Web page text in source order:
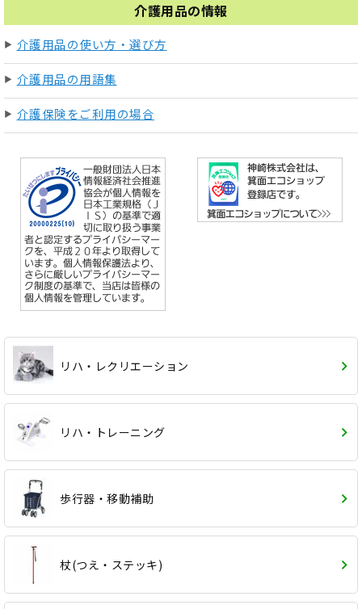
介護用品の情報
介護用品の使い方・選び方
介護用品の用語集
介護保険をご利用の場合
リハ・レクリエーション
リハ・トレーニング
歩行器・移動補助
杖(つえ・ステッキ)